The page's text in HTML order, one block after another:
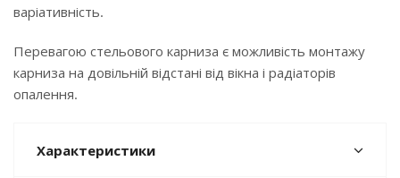
варіативність.
Перевагою стельового карниза є можливість монтажу
карниза на довільній відстані від вікна і радіаторів
опалення.
Характеристики